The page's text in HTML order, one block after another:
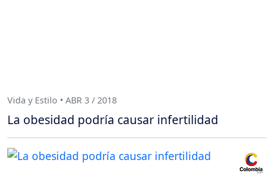
Vida y Estilo • ABR 3 / 2018
La obesidad podría causar infertilidad